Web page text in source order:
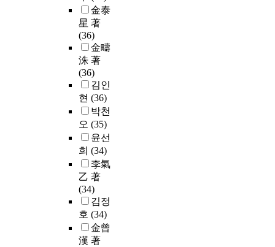
金泰
星 著
(36)
金疇
洙 著
(36)
김인
현 (36)
박천
오 (35)
윤선
희 (34)
李氣
乙 著
(34)
김정
호 (34)
金曾
漢 著